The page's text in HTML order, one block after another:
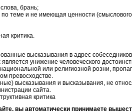
брань;
теме и не имеющая ценности
критика.
высказывания в адрес
унижение человеческого
или религиозной розни,
превосходстве.
высказывания и высказывания, не
сайта.
критика
вы автоматически принимаете